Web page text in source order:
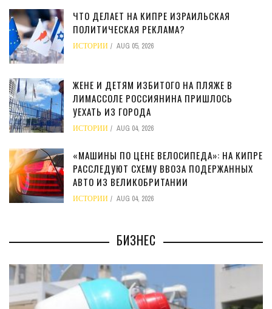
ЧТО ДЕЛАЕТ НА КИПРЕ ИЗРАИЛЬСКАЯ
ПОЛИТИЧЕСКАЯ РЕКЛАМА?
ИСТОРИИ AUG 05, 2026
ЖЕНЕ И ДЕТЯМ ИЗБИТОГО НА ПЛЯЖЕ В
ЛИМАССОЛЕ РОССИЯНИНА ПРИШЛОСЬ
УЕХАТЬ ИЗ ГОРОДА
ИСТОРИИ AUG 04, 2026
«МАШИНЫ ПО ЦЕНЕ ВЕЛОСИПЕДА»: НА КИПРЕ
РАССЛЕДУЮТ СХЕМУ ВВОЗА ПОДЕРЖАННЫХ
АВТО ИЗ ВЕЛИКОБРИТАНИИ
ИСТОРИИ AUG 04, 2026
БИЗНЕС